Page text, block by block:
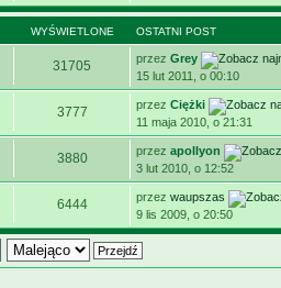
WYŚWIETLONE OSTATNI POST
31705 przezGrey
15 lut 2011, o 00:10
3777 przezCiężki
11 maja 2010, o 21:31
3880 przezapollyon
3 lut 2010, o 12:52
6444 przezwaupszas
9 lis 2009, o 20:50